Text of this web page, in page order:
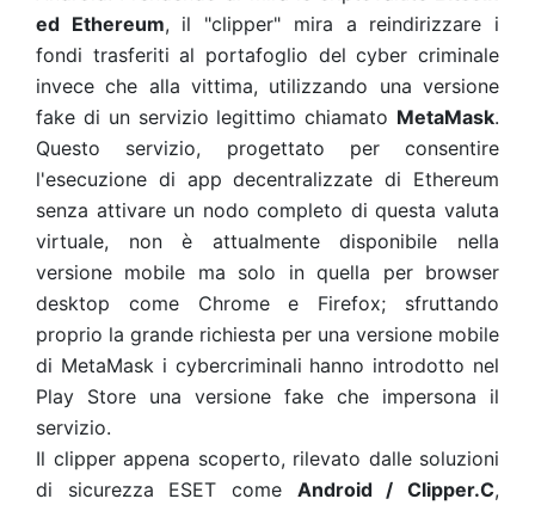
ed Ethereum, il "clipper" mira a reindirizzare i
fondi trasferiti al portafoglio del cyber criminale
invece che alla vittima, utilizzando una versione
fake di un servizio legittimo chiamato MetaMask.
Questo servizio, progettato per consentire
l'esecuzione di app decentralizzate di Ethereum
senza attivare un nodo completo di questa valuta
virtuale, non è attualmente disponibile nella
versione mobile ma solo in quella per browser
desktop come Chrome e Firefox; sfruttando
proprio la grande richiesta per una versione mobile
di MetaMask i cybercriminali hanno introdotto nel
Play Store una versione fake che impersona il
servizio.
Il clipper appena scoperto, rilevato dalle soluzioni
di sicurezza ESET come Android / Clipper.C,